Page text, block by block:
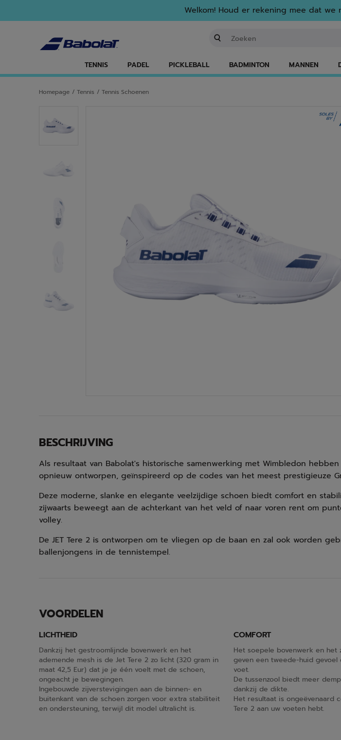
Welkom! Houd er rekening mee dat we
TENNIS PADEL PICKLEBALL BADMINTON MANNEN
Homepage / Tennis / Tennis Schoenen
BESCHRIJVING
Als resultaat van Babolat's historische samenwerking met Wimbledon hebben
opnieuw ontworpen, geïnspireerd op de codes van het meest prestigieuze
Deze moderne, slanke en elegante veelzijdige schoen biedt comfort en
zijwaarts beweegt aan de achterkant van het veld of naar voren rent om
volley.
De JET Tere 2 is ontworpen om te vliegen op de baan en zal ook worden
ballenjongens in de tennistempel.
VOORDELEN
LICHTHEID
Dankzij het gestroomlijnde bovenwerk en het
ademende mesh is de Jet Tere 2 zo licht (320 gram in
maat 42,5 Eur) dat je je één voelt met de schoen,
ongeacht je bewegingen.
Ingebouwde zijverstevigingen aan de binnen- en
buitenkant van de schoen zorgen voor extra stabiliteit
en ondersteuning, terwijl dit model ultralicht is.
COMFORT
Het soepele bovenwerk en het
geven een tweede-huid gevoel
voet.
De tussenzool biedt meer
dankzij de dikte.
Het resultaat is ongeëvenaard
Tere 2 aan uw voeten hebt.